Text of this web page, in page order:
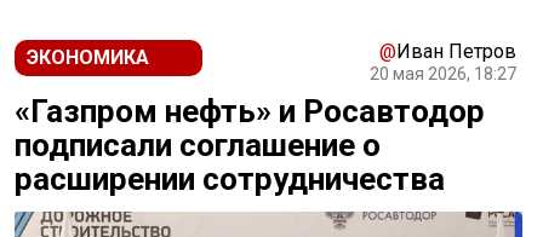
ЭКОНОМИКА @Иван Петров
20 мая 2026, 18:27
«Газпром нефть» и Росавтодор
подписали соглашение о
расширении сотрудничества